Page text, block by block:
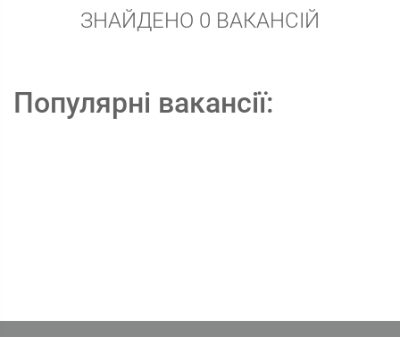
ЗНАЙДЕНО 0 ВАКАНСІЙ
Популярні вакансії: